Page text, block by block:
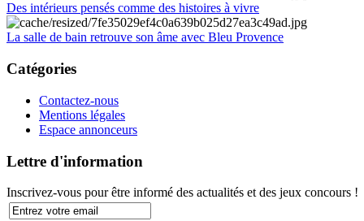
Des intérieurs pensés comme des histoires à vivre
La salle de bain retrouve son âme avec Bleu Provence
Catégories
Contactez-nous
Mentions légales
Espace annonceurs
Lettre d'information
Inscrivez-vous pour être informé des actualités et des jeux concours !